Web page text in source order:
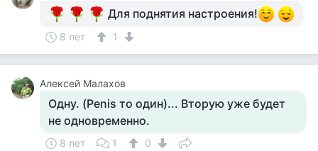
Для поднятия настроения!
8 лет 1
Алексей Малахов
Одну. (Penis то один)... Вторую уже будет
не одновременно.
8 лет 1
0